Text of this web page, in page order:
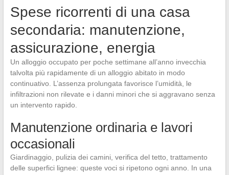
Spese ricorrenti di una casa
secondaria: manutenzione,
assicurazione, energia
Un alloggio occupato per poche settimane all’anno invecchia
talvolta più rapidamente di un alloggio abitato in modo
continuativo. L’assenza prolungata favorisce l’umidità, le
infiltrazioni non rilevate e i danni minori che si aggravano senza
un intervento rapido.
Manutenzione ordinaria e lavori
occasionali
Giardinaggio, pulizia dei camini, verifica del tetto, trattamento
delle superfici lignee: queste voci si ripetono ogni anno. In una